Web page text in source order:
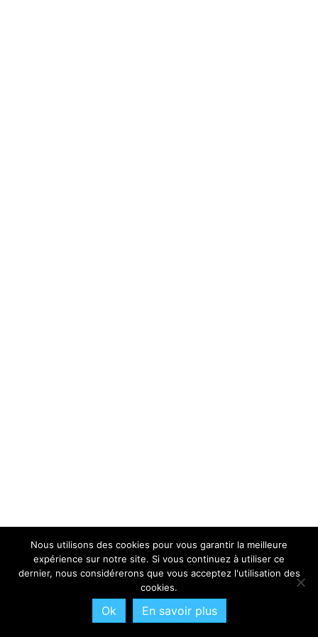
Nous utilisons des cookies pour vous garantir la meilleure
expérience sur notre site. Si vous continuez à utiliser ce
dernier, nous considérerons que vous acceptez l'utilisation des
cookies.
Ok En savoir plus